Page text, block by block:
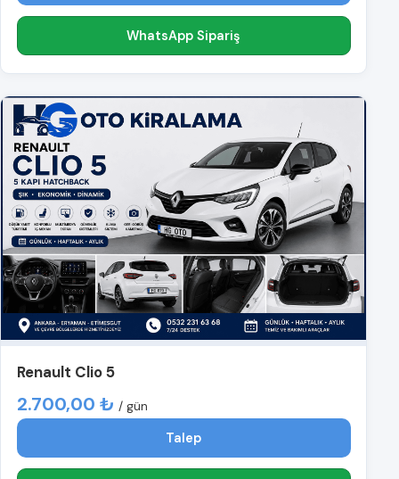
WhatsApp Sipariş
Renault Clio 5
2.700,00 ₺ / gün
Talep